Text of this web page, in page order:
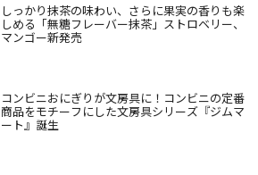
しっかり抹茶の味わい、さらに果実の香りも楽
しめる「無糖フレーバー抹茶」ストロベリー、
マンゴー新発売
コンビニおにぎりが文房具に！コンビニの定番
商品をモチーフにした文房具シリーズ『ジムマ
ート』誕生